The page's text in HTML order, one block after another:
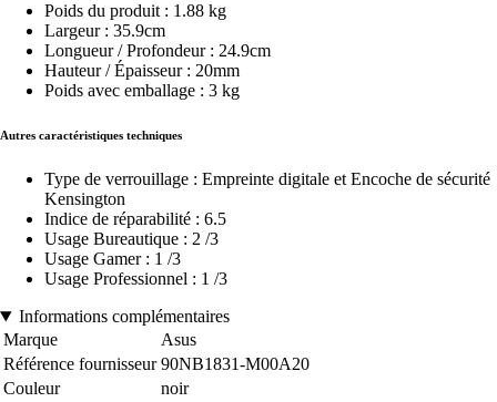
Poids du produit : 1.88 kg
Largeur : 35.9cm
Longueur / Profondeur : 24.9cm
Hauteur / Épaisseur : 20mm
Poids avec emballage : 3 kg
Autres caractéristiques techniques
Type de verrouillage : Empreinte digitale et Encoche de sécurité
Kensington
Indice de réparabilité : 6.5
Usage Bureautique : 2 /3
Usage Gamer : 1 /3
Usage Professionnel : 1 /3
Informations complémentaires
Marque
Asus
Référence fournisseur 90NB1831-M00A20
Couleur
noir